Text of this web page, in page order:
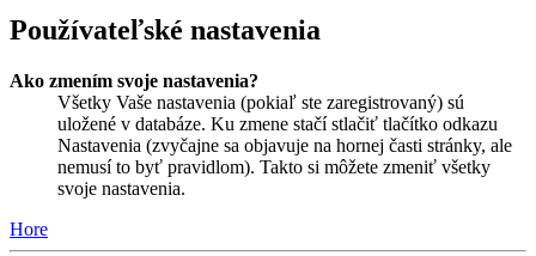
Používateľské nastavenia
Ako zmením svoje nastavenia?
Všetky Vaše nastavenia (pokiaľ ste zaregistrovaný) sú
uložené v databáze. Ku zmene stačí stlačiť tlačítko odkazu
Nastavenia (zvyčajne sa objavuje na hornej časti stránky, ale
nemusí to byť pravidlom). Takto si môžete zmeniť všetky
svoje nastavenia.
Hore